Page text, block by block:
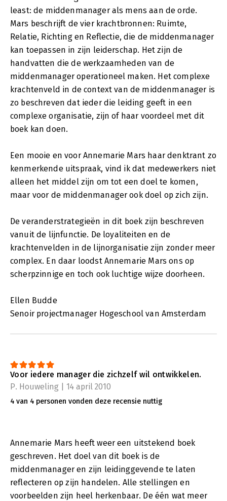
least: de middenmanager als mens aan de orde.
Mars beschrijft de vier krachtbronnen: Ruimte,
Relatie, Richting en Reflectie, die de middenmanager
kan toepassen in zijn leiderschap. Het zijn de
handvatten die de werkzaamheden van de
middenmanager operationeel maken. Het complexe
krachtenveld in de context van de middenmanager is
zo beschreven dat ieder die leiding geeft in een
complexe organisatie, zijn of haar voordeel met dit
boek kan doen.
Een mooie en voor Annemarie Mars haar denktrant zo
kenmerkende uitspraak, vind ik dat medewerkers niet
alleen het middel zijn om tot een doel te komen,
maar voor de middenmanager ook doel op zich zijn.
De veranderstrategieën in dit boek zijn beschreven
vanuit de lijnfunctie. De loyaliteiten en de
krachtenvelden in de lijnorganisatie zijn zonder meer
complex. En daar loodst Annemarie Mars ons op
scherpzinnige en toch ook luchtige wijze doorheen.
Ellen Budde
Senoir projectmanager Hogeschool van Amsterdam
Voor iedere manager die zichzelf wil ontwikkelen.
P. Houweling | 14 april 2010
4 van 4 personen vonden deze recensie nuttig
Annemarie Mars heeft weer een uitstekend boek
geschreven. Het doel van dit boek is de
middenmanager en zijn leidinggevende te laten
reflecteren op zijn handelen. Alle stellingen en
voorbeelden zijn heel herkenbaar. De één wat meer